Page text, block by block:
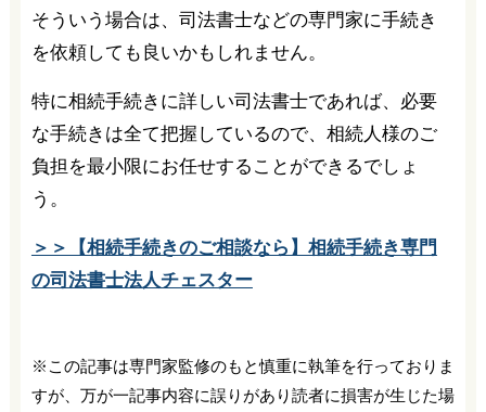
そういう場合は、司法書士などの専門家に手続き
を依頼しても良いかもしれません。
特に相続手続きに詳しい司法書士であれば、必要
な手続きは全て把握しているので、相続人様のご
負担を最小限にお任せすることができるでしょ
う。
＞＞【相続手続きのご相談なら】相続手続き専門
の司法書士法人チェスター
※この記事は専門家監修のもと慎重に執筆を行っておりま
すが、万が一記事内容に誤りがあり読者に損害が生じた場